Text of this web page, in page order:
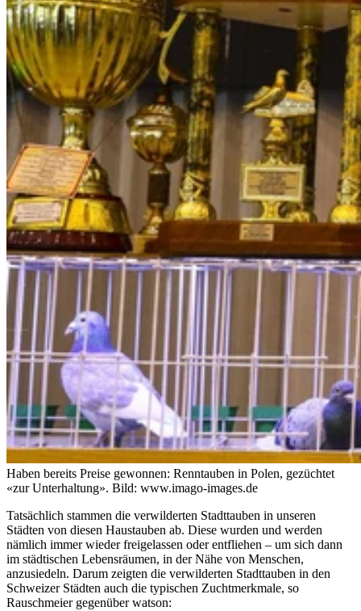
Haben bereits Preise gewonnen: Renntauben in Polen, gezüchtet
«zur Unterhaltung». Bild: www.imago-images.de
Tatsächlich stammen die verwilderten Stadttauben in unseren
Städten von diesen Haustauben ab. Diese wurden und werden
nämlich immer wieder freigelassen oder entfliehen – um sich dann
im städtischen Lebensräumen, in der Nähe von Menschen,
anzusiedeln. Darum zeigten die verwilderten Stadttauben in den
Schweizer Städten auch die typischen Zuchtmerkmale, so
Rauschmeier gegenüber watson: